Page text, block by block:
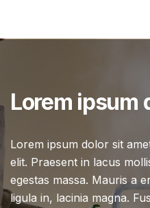
Lorem ipsum
Lorem ipsum dolor sit
elit. Praesent in lacus
egestas massa. Mauris a
ligula in, lacinia magna.